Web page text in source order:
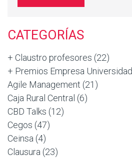
CATEGORÍAS
+ Claustro profesores (22)
+ Premios Empresa Universidad
Agile Management (21)
Caja Rural Central (6)
CBD Talks (12)
Cegos (47)
Ceinsa (4)
Clausura (23)